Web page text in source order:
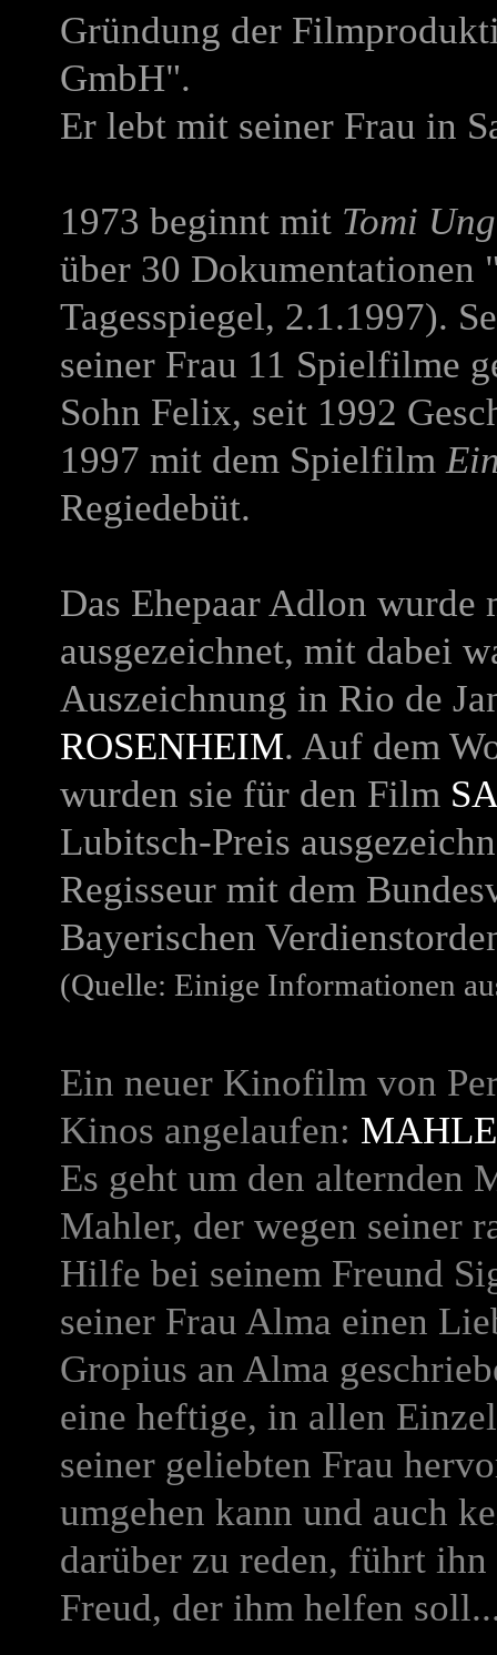
Gründung der
GmbH".
Er lebt mit seiner Frau in
1973 beginnt mit Tomi
über 30
Tagesspiegel, 2.1.1997).
seiner Frau 11 Spielfilme
Sohn Felix, seit 1992
1997 mit dem Spielfilm
Regiedebüt.
Das Ehepaar Adlon wurde
ausgezeichnet, mit dabei
Auszeichnung in Rio de
ROSENHEIM. Auf dem
wurden sie für den Film
Lubitsch-Preis
Regisseur mit dem
Bayerischen
(Quelle: Einige Informationen
Ein neuer Kinofilm von
Kinos angelaufen:
Es geht um den alternden
Mahler, der wegen seiner
Hilfe bei seinem Freund
seiner Frau Alma einen
Gropius an Alma
eine heftige, in allen
seiner geliebten Frau
umgehen kann und auch
darüber zu reden, führt
Freud, der ihm helfen